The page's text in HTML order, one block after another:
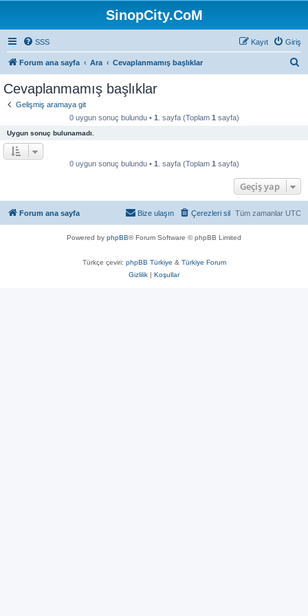
SinopCity.CoM
SSS Giriş
Kayıt
Forum ana sayfa Ara Cevaplanmamış başlıklar
Cevaplanmamış başlıklar
Gelişmiş aramaya git
0 uygun sonuç bulundu • 1 . sayfa (Toplam 1 sayfa)
Uygun sonuç bulunamadı.
0 uygun sonuç bulundu • 1 . sayfa (Toplam 1 sayfa)
Geçiş yap
Forum ana sayfa Tüm zamanlar UTC
Çerezleri sil
Bize ulaşın
Powered by phpBB® Forum Software © phpBB Limited
Türkçe çeviri: phpBB Türkiye & Türkiye Forum
Gizlilik | Koşullar